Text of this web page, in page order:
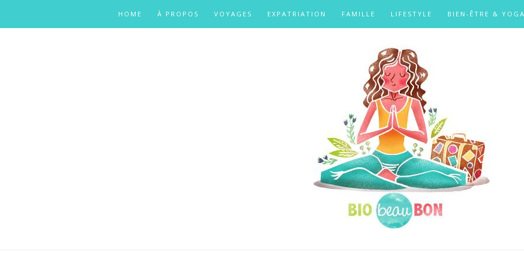
HOME À PROPOS VOYAGES EXPATRIATION FAMILLE LIFESTYLE BIEN-ÊTRE & YOGA